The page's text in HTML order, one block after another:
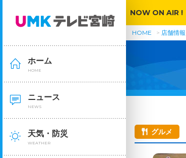
ホーム
HOME
ニュース
NEWS
天気・防災
WEATHER
NOW ON AIR !
HOME 店舗情報
グルメ